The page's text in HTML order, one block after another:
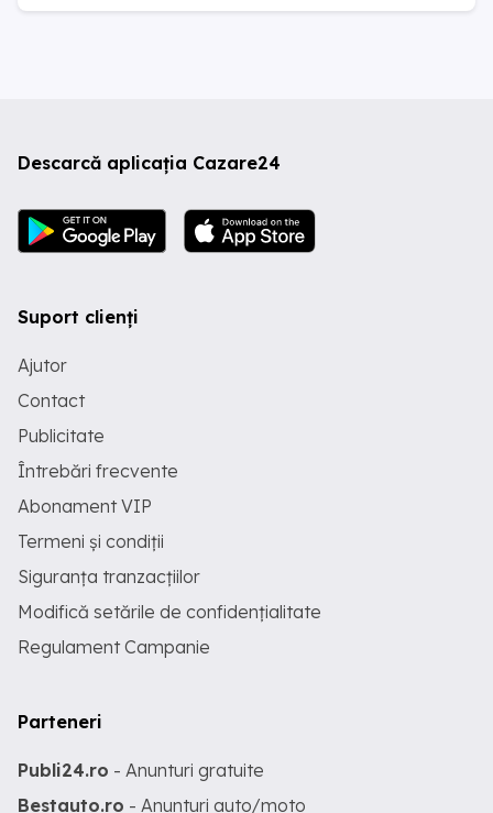
Descarcă aplicația Cazare24
Suport clienți
Ajutor
Contact
Publicitate
Întrebări frecvente
Abonament VIP
Termeni și condiții
Siguranța tranzacțiilor
Modifică setările de confidențialitate
Regulament Campanie
Parteneri
Publi24.ro - Anunturi gratuite
Bestauto.ro - Anunturi auto/moto